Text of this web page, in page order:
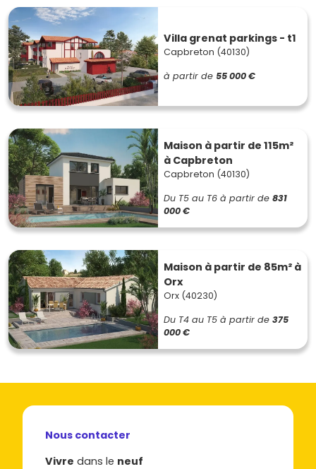
Villa grenat parkings - t1
Capbreton (40130)
à partir de 55 000 €
Maison à partir de 115m²
à Capbreton
Capbreton (40130)
Du T5 au T6 à partir de 831
000 €
Maison à partir de 85m² à
Orx
Orx (40230)
Du T4 au T5 à partir de 375
000 €
Nous contacter
Vivre dans le neuf